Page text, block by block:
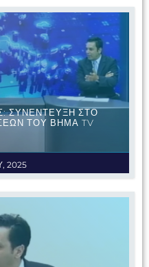
2025
ΣΥΝΕΝΤΕΥΞΗ ΣΤΟ
ΤΟΥ ΒΗΜΑ TV